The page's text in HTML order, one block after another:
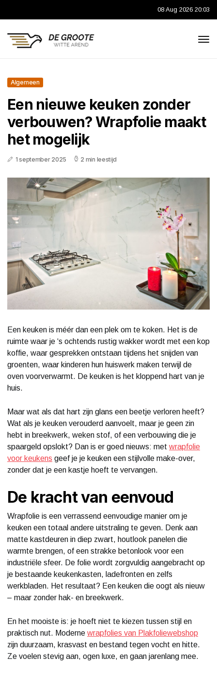
08 Aug 2026 20:03
Algemeen
Een nieuwe keuken zonder
verbouwen? Wrapfolie maakt
het mogelijk
1 september 2025 2 min leestijd
Een keuken is méér dan een plek om te koken. Het is de
ruimte waar je ‘s ochtends rustig wakker wordt met een kop
koffie, waar gesprekken ontstaan tijdens het snijden van
groenten, waar kinderen hun huiswerk maken terwijl de
oven voorverwarmt. De keuken is het kloppend hart van je
huis.
Maar wat als dat hart zijn glans een beetje verloren heeft?
Wat als je keuken verouderd aanvoelt, maar je geen zin
hebt in breekwerk, weken stof, of een verbouwing die je
spaargeld opslokt? Dan is er goed nieuws: met wrapfolie
voor keukens geef je je keuken een stijlvolle make-over,
zonder dat je een kastje hoeft te vervangen.
De kracht van eenvoud
Wrapfolie is een verrassend eenvoudige manier om je
keuken een totaal andere uitstraling te geven. Denk aan
matte kastdeuren in diep zwart, houtlook panelen die
warmte brengen, of een strakke betonlook voor een
industriële sfeer. De folie wordt zorgvuldig aangebracht op
je bestaande keukenkasten, ladefronten en zelfs
werkbladen. Het resultaat? Een keuken die oogt als nieuw
– maar zonder hak- en breekwerk.
En het mooiste is: je hoeft niet te kiezen tussen stijl en
praktisch nut. Moderne wrapfolies van Plakfoliewebshop
zijn duurzaam, krasvast en bestand tegen vocht en hitte.
Ze voelen stevig aan, ogen luxe, en gaan jarenlang mee.